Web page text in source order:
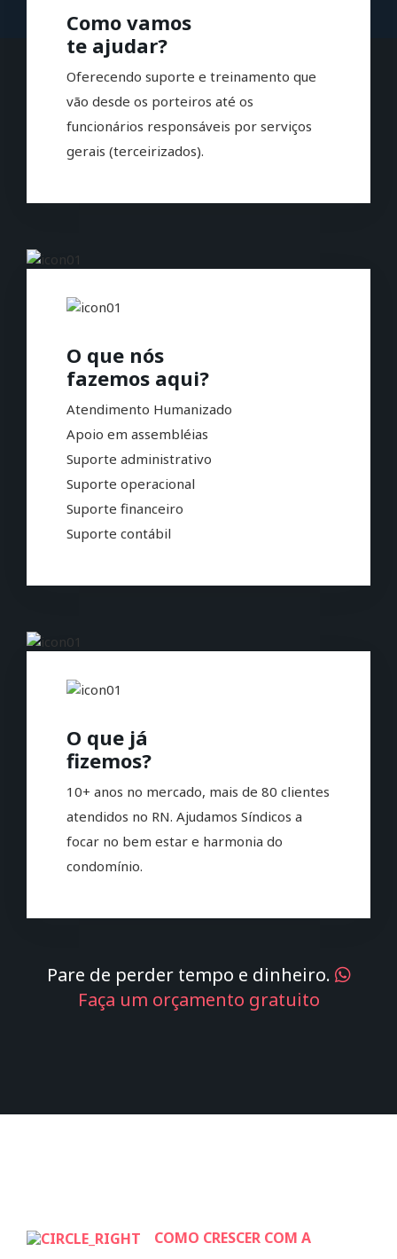
Como vamos
te ajudar?
Oferecendo suporte e treinamento que
vão desde os porteiros até os
funcionários responsáveis por serviços
gerais (terceirizados).
O que nós
fazemos aqui?
Atendimento Humanizado
Apoio em assembléias
Suporte administrativo
Suporte operacional
Suporte financeiro
Suporte contábil
O que já
fizemos?
10+ anos no mercado, mais de 80 clientes
atendidos no RN. Ajudamos Síndicos a
focar no bem estar e harmonia do
condomínio.
Pare de perder tempo e dinheiro.
Faça um orçamento gratuito
COMO CRESCER COM A